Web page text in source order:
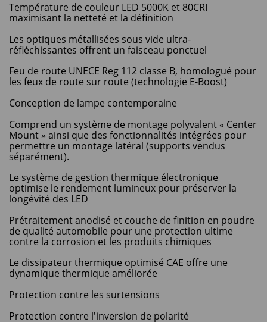
Température de couleur LED 5000K et 80CRI
maximisant la netteté et la définition
Les optiques métallisées sous vide ultra-
réfléchissantes offrent un faisceau ponctuel
Feu de route UNECE Reg 112 classe B, homologué pour
les feux de route sur route (technologie E-Boost)
Conception de lampe contemporaine
Comprend un système de montage polyvalent « Center
Mount » ainsi que des fonctionnalités intégrées pour
permettre un montage latéral (supports vendus
séparément).
Le système de gestion thermique électronique
optimise le rendement lumineux pour préserver la
longévité des LED
Prétraitement anodisé et couche de finition en poudre
de qualité automobile pour une protection ultime
contre la corrosion et les produits chimiques
Le dissipateur thermique optimisé CAE offre une
dynamique thermique améliorée
Protection contre les surtensions
Protection contre l'inversion de polarité